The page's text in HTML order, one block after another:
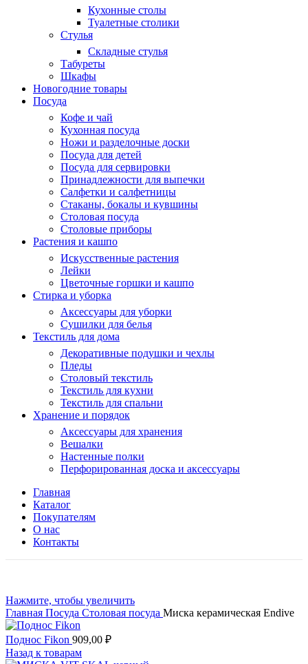
Кухонные столы
Туалетные столики
Стулья
Складные стулья
Табуреты
Шкафы
Новогодние товары
Посуда
Кофе и чай
Кухонная посуда
Ножи и разделочные доски
Посуда для детей
Посуда для сервировки
Принадлежности для выпечки
Салфетки и салфетницы
Стаканы, бокалы и кувшины
Столовая посуда
Столовые приборы
Растения и кашпо
Искусственные растения
Лейки
Цветочные горшки и кашпо
Стирка и уборка
Аксессуары для уборки
Сушилки для белья
Текстиль для дома
Декоративные подушки и чехлы
Пледы
Столовый текстиль
Текстиль для кухни
Текстиль для спальни
Хранение и порядок
Аксессуары для хранения
Вешалки
Настенные полки
Перфорированная доска и аксессуары
Главная
Каталог
Покупателям
О нас
Контакты
Нажмите, чтобы увеличить
Главная Посуда Столовая посуда Миска керамическая Endive
Поднос Fikon 909,00 ₽
Назад к товарам